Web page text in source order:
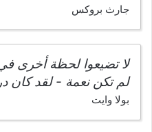
جارث بروكس
لا تضيعوا لحظة أخرى
لم تكن نعمة - لقد كان
بولا وايت